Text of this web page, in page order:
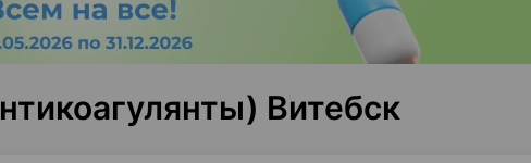
Витебск